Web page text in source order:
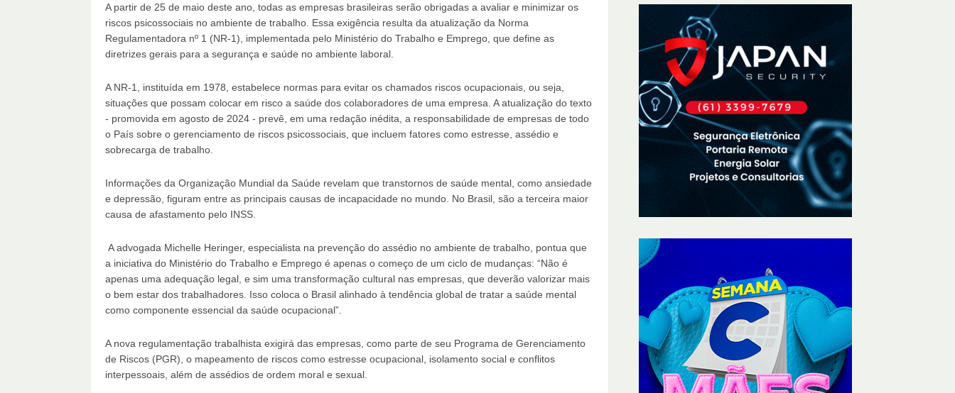
A partir de 25 de maio deste ano, todas as empresas brasileiras serão obrigadas a avaliar e minimizar os
riscos psicossociais no ambiente de trabalho. Essa exigência resulta da atualização da Norma
Regulamentadora nº 1 (NR-1), implementada pelo Ministério do Trabalho e Emprego, que define as
diretrizes gerais para a segurança e saúde no ambiente laboral.
A NR-1, instituída em 1978, estabelece normas para evitar os chamados riscos ocupacionais, ou seja,
situações que possam colocar em risco a saúde dos colaboradores de uma empresa. A atualização do texto
- promovida em agosto de 2024 - prevê, em uma redação inédita, a responsabilidade de empresas de todo
o País sobre o gerenciamento de riscos psicossociais, que incluem fatores como estresse, assédio e
sobrecarga de trabalho.
Informações da Organização Mundial da Saúde revelam que transtornos de saúde mental, como ansiedade
e depressão, figuram entre as principais causas de incapacidade no mundo. No Brasil, são a terceira maior
causa de afastamento pelo INSS.
A advogada Michelle Heringer, especialista na prevenção do assédio no ambiente de trabalho, pontua que
a iniciativa do Ministério do Trabalho e Emprego é apenas o começo de um ciclo de mudanças: “Não é
apenas uma adequação legal, e sim uma transformação cultural nas empresas, que deverão valorizar mais
o bem estar dos trabalhadores. Isso coloca o Brasil alinhado à tendência global de tratar a saúde mental
como componente essencial da saúde ocupacional”.
A nova regulamentação trabalhista exigirá das empresas, como parte de seu Programa de Gerenciamento
de Riscos (PGR), o mapeamento de riscos como estresse ocupacional, isolamento social e conflitos
interpessoais, além de assédios de ordem moral e sexual.